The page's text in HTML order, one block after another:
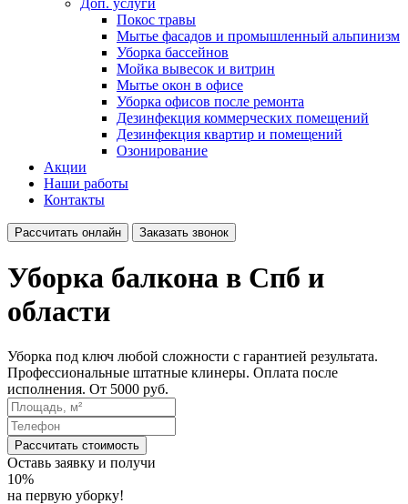
Доп. услуги
Покос травы
Мытье фасадов и промышленный альпинизм
Уборка бассейнов
Мойка вывесок и витрин
Мытье окон в офисе
Уборка офисов после ремонта
Дезинфекция коммерческих помещений
Дезинфекция квартир и помещений
Озонирование
Акции
Наши работы
Контакты
Рассчитать онлайн Заказать звонок
Уборка балкона в Спб и
области
Уборка под ключ любой сложности с гарантией результата.
Профессиональные штатные клинеры. Оплата после
исполнения. От 5000 руб.
Рассчитать стоимость
Оставь заявку и получи
10%
на первую уборку!